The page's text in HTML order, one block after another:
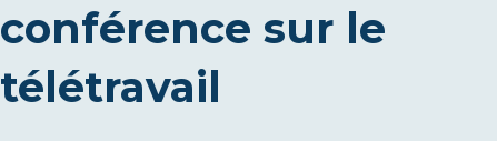
conférence sur le
télétravail